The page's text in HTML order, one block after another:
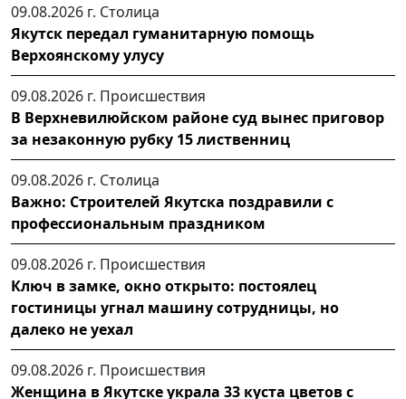
09.08.2026 г. Столица
Якутск передал гуманитарную помощь
Верхоянскому улусу
09.08.2026 г. Происшествия
В Верхневилюйском районе суд вынес приговор
за незаконную рубку 15 лиственниц
09.08.2026 г. Столица
Важно: Строителей Якутска поздравили с
профессиональным праздником
09.08.2026 г. Происшествия
Ключ в замке, окно открыто: постоялец
гостиницы угнал машину сотрудницы, но
далеко не уехал
09.08.2026 г. Происшествия
Женщина в Якутске украла 33 куста цветов с